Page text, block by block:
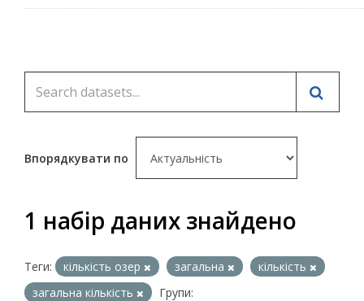
Впорядкувати по
1 набір даних знайдено
Теги: кількість озер загальна
кількість
загальна кількість
Групи: